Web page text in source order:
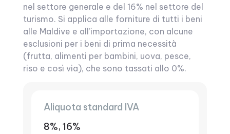
nel settore generale e del 16% nel settore del
turismo. Si applica alle forniture di tutti i beni
alle Maldive e all’importazione, con alcune
esclusioni per i beni di prima necessità
(frutta, alimenti per bambini, uova, pesce,
riso e così via), che sono tassati allo 0%.
Aliquota standard IVA
8%, 16%